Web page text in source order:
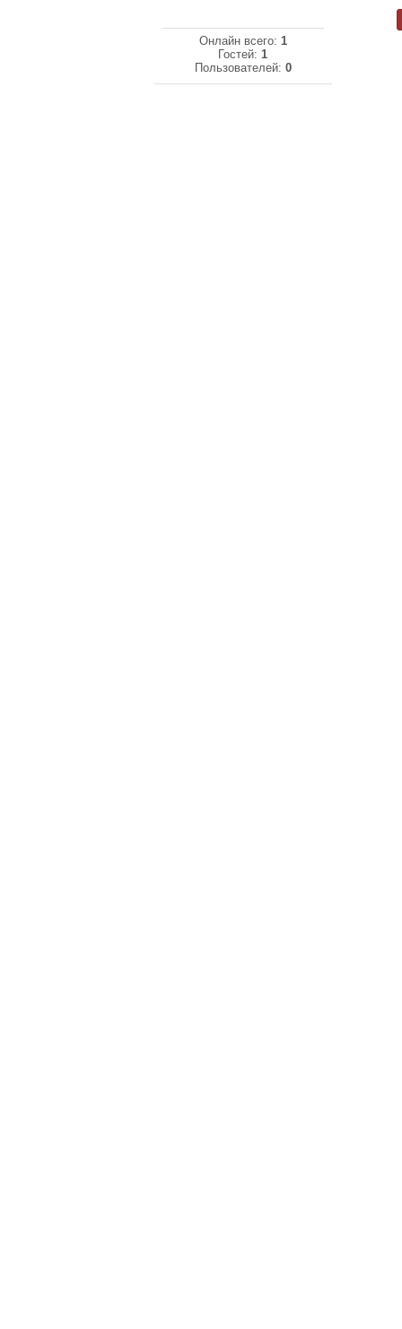
Онлайн всего: 1
Гостей:1
Пользователей: 0